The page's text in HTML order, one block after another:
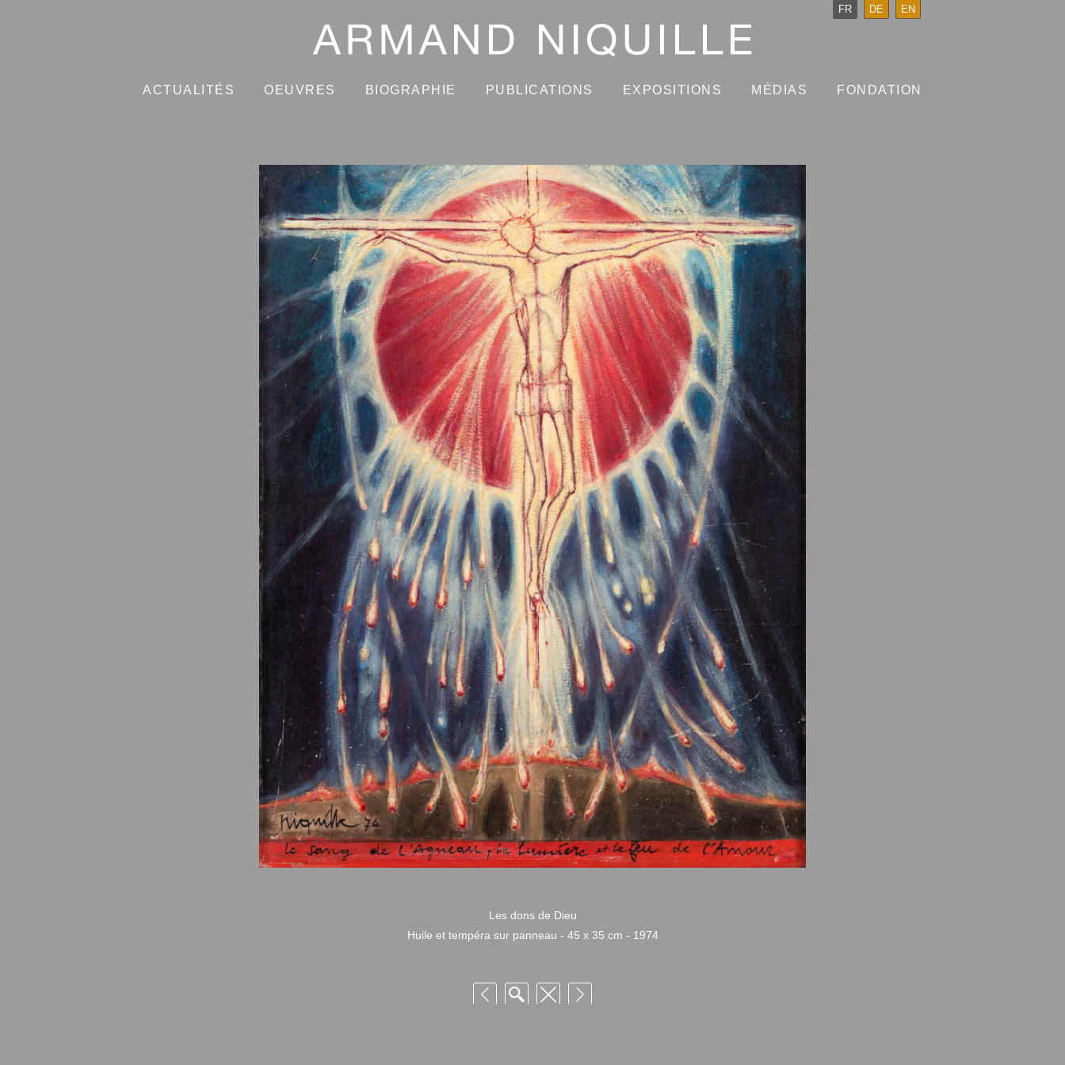
ACTUALITÉS OEUVRES BIOGRAPHIE PUBLICATIONS EXPOSITIONS MÉDIAS FONDATION
FR DE EN
Les dons de Dieu
Huile et tempéra sur panneau - 45 x 35 cm - 1974